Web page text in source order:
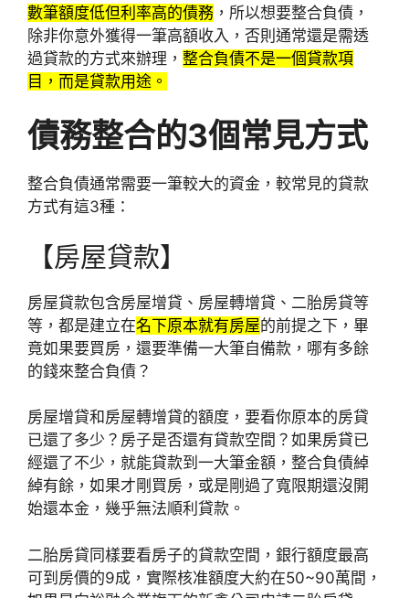
數筆額度低但利率高的債務 ，所以想要整合負債，
除非你意外獲得一筆高額收入，否則通常還是需透
過貸款的方式來辦理， 整合負債不是一個貸款項
目，而是貸款用途。
債務整合的3個常見方式
整合負債通常需要一筆較大的資金，較常見的貸款
方式有這3種：
【房屋貸款】
房屋貸款包含房屋增貸、房屋轉增貸、二胎房貸等
等，都是建立在名下原本就有房屋的前提之下，畢
竟如果要買房，還要準備一大筆自備款，哪有多餘
的錢來整合負債？
房屋增貸和房屋轉增貸的額度，要看你原本的房貸
已還了多少？房子是否還有貸款空間？如果房貸已
經還了不少，就能貸款到一大筆金額，整合負債綽
綽有餘，如果才剛買房，或是剛過了寬限期還沒開
始還本金，幾乎無法順利貸款。
二胎房貸同樣要看房子的貸款空間，銀行額度最高
可到房價的9成，實際核准額度大約在50~90萬間，